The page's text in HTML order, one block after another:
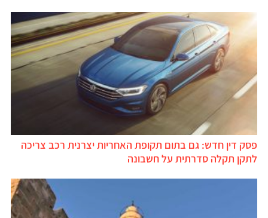
פסק דין חדש: גם בתום תקופת האחריות יצרנית רכב צריכה
לתקן תקלה סדרתית על חשבונה